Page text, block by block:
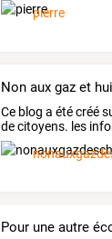
pierre
Non aux gaz et
Ce blog a étécréé
decitoyens. les
justifiées
Pour une autre